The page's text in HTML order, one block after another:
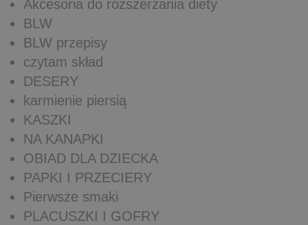
Akcesoria do rozszerzania diety
BLW
BLW przepisy
czytam skład
DESERY
karmienie piersią
KASZKI
NA KANAPKI
OBIAD DLA DZIECKA
PAPKI I PRZECIERY
Pierwsze smaki
PLACUSZKI I GOFRY